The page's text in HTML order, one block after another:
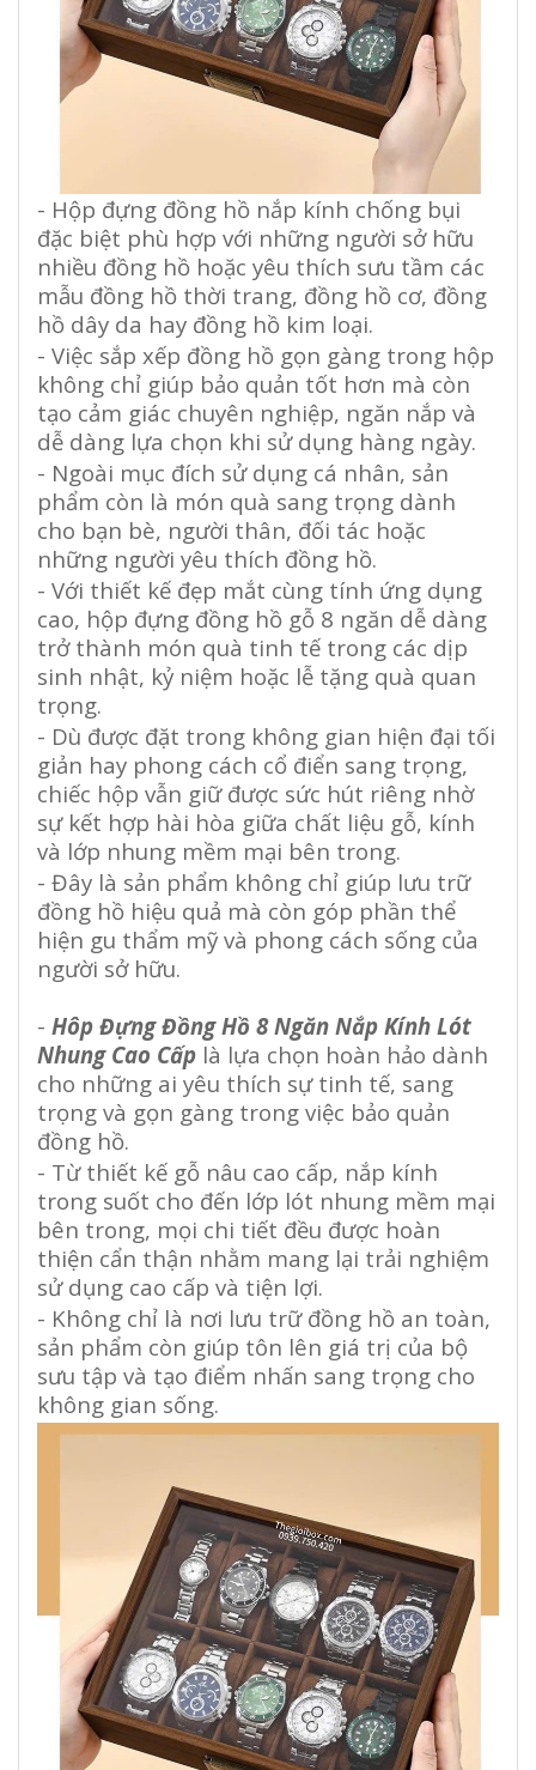
- Hộp đựng đồng hồ nắp kính chống bụi
đặc biệt phù hợp với những người sở hữu
nhiều đồng hồ hoặc yêu thích sưu tầm các
mẫu đồng hồ thời trang, đồng hồ cơ, đồng
hồ dây da hay đồng hồ kim loại.
- Việc sắp xếp đồng hồ gọn gàng trong hộp
không chỉ giúp bảo quản tốt hơn mà còn
tạo cảm giác chuyên nghiệp, ngăn nắp và
dễ dàng lựa chọn khi sử dụng hàng ngày.
- Ngoài mục đích sử dụng cá nhân, sản
phẩm còn là món quà sang trọng dành
cho bạn bè, người thân, đối tác hoặc
những người yêu thích đồng hồ.
- Với thiết kế đẹp mắt cùng tính ứng dụng
cao, hộp đựng đồng hồ gỗ 8 ngăn dễ dàng
trở thành món quà tinh tế trong các dịp
sinh nhật, kỷ niệm hoặc lễ tặng quà quan
trọng.
- Dù được đặt trong không gian hiện đại tối
giản hay phong cách cổ điển sang trọng,
chiếc hộp vẫn giữ được sức hút riêng nhờ
sự kết hợp hài hòa giữa chất liệu gỗ, kính
và lớp nhung mềm mại bên trong.
- Đây là sản phẩm không chỉ giúp lưu trữ
đồng hồ hiệu quả mà còn góp phần thể
hiện gu thẩm mỹ và phong cách sống của
người sở hữu.
- Hôp Đựng Đồng Hồ 8 Ngăn Nắp Kính Lót
Nhung Cao Cấp là lựa chọn hoàn hảo dành
cho những ai yêu thích sự tinh tế, sang
trọng và gọn gàng trong việc bảo quản
đồng hồ.
- Từ thiết kế gỗ nâu cao cấp, nắp kính
trong suốt cho đến lớp lót nhung mềm mại
bên trong, mọi chi tiết đều được hoàn
thiện cẩn thận nhằm mang lại trải nghiệm
sử dụng cao cấp và tiện lợi.
- Không chỉ là nơi lưu trữ đồng hồ an toàn,
sản phẩm còn giúp tôn lên giá trị của bộ
sưu tập và tạo điểm nhấn sang trọng cho
không gian sống.